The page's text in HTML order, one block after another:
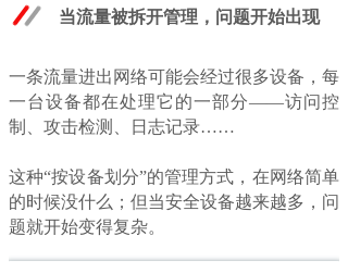
当流量被拆开管理，问题开始出现
一条流量进出网络可能会经过很多设备，每
一台设备都在处理它的一部分——访问控
制、攻击检测、日志记录……
这种“按设备划分”的管理方式，在网络简单
的时候没什么；但当安全设备越来越多，问
题就开始变得复杂。